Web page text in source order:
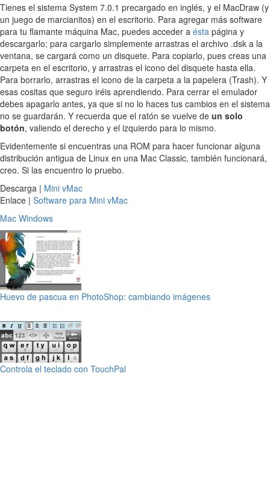
Tienes el sistema System 7.0.1 precargado en inglés, y el MacDraw (y
un juego de marcianitos) en el escritorio. Para agregar más software
para tu flamante máquina Mac, puedes acceder a ésta página y
descargarlo; para cargarlo simplemente arrastras el archivo .dsk a la
ventana, se cargará como un disquete. Para copiarlo, pues creas una
carpeta en el escritorio, y arrastras el icono del disquete hasta ella.
Para borrarlo, arrastras el icono de la carpeta a la papelera (Trash). Y
esas cositas que seguro iréis aprendiendo. Para cerrar el emulador
debes apagarlo antes, ya que si no lo haces tus cambios en el sistema
no se guardarán. Y recuerda que el ratón se vuelve de un solo
botón, valiendo el derecho y el izquierdo para lo mismo.
Evidentemente si encuentras una ROM para hacer funcionar alguna
distribución antigua de Linux en una Mac Classic, también funcionará,
creo. Si las encuentro lo pruebo.
Descarga | Mini vMac
Enlace | Software para Mini vMac
Mac Windows
Huevo de pascua en PhotoShop: cambiando imágenes
Controla el teclado con TouchPal